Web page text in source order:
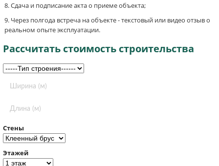
Сдача и подписание акта о приеме объекта;
Через полгода встреча на объекте - текстовый или видео отзыв о
реальном опыте эксплуатации.
Рассчитать стоимость строительства
Стены
Этажей